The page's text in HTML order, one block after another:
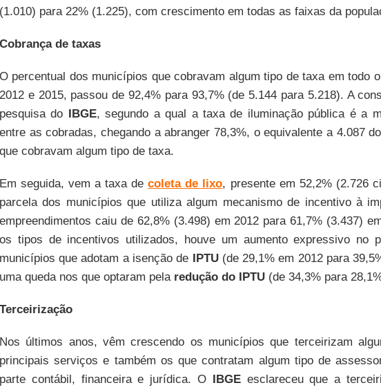
(1.010) para 22% (1.225), com crescimento em todas as faixas da
Cobrança de taxas
O percentual dos municípios que cobravam algum tipo de taxa em todo
2012 e 2015, passou de 92,4% para 93,7% (de 5.144 para 5.218). A
pesquisa do IBGE, segundo a qual a taxa de iluminação pública é a
entre as cobradas, chegando a abranger 78,3%, o equivalente a 4.087
que cobravam algum tipo de taxa.
Em seguida, vem a taxa decoleta de lixo, presente em 52,2% (2.726
parcela dos municípios que utiliza algum mecanismo de incentivo à
empreendimentos caiu de 62,8% (3.498) em 2012 para 61,7% (3.437)
os tipos de incentivos utilizados, houve um aumento expressivo no
municípios que adotam a isenção de IPTU(de 29,1% em 2012 para
uma queda nos que optaram pela redução do IPTU(de 34,3% para
Terceirização
Nos últimos anos, vêm crescendo os municípios que terceirizam
principais serviços e também os que contratam algum tipo de
parte contábil, financeira e jurídica. O IBGEesclareceu que a